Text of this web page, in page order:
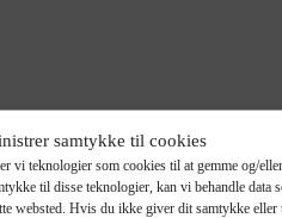
samtykke til cookies
vi teknologier som cookies til at gemme og/
til disse teknologier, kan vi behandle data
websted. Hvis du ikke giver dit samtykke